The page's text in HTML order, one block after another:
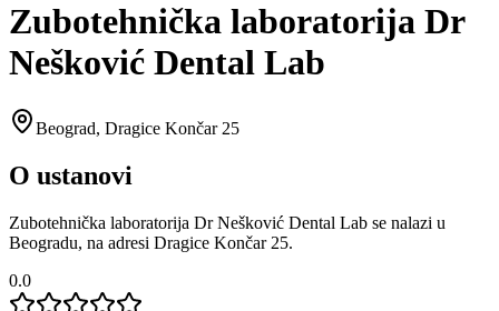
Zubotehnička laboratorija Dr
Nešković Dental Lab
Beograd, Dragice Končar 25
O ustanovi
Zubotehnička laboratorija Dr Nešković Dental Lab se nalazi u
Beogradu, na adresi Dragice Končar 25.
0.0